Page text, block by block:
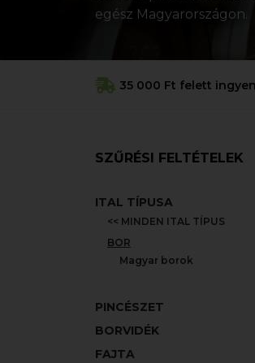
egész Magyarországon.
35 000 Ft felett
SZŰRÉSI FELTÉTELEK
ITAL TÍPUSA
<< MINDEN ITAL TÍPUS
BOR
Magyar borok
PINCÉSZET
BORVIDÉK
FAJTA